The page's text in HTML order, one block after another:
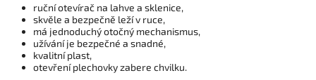
ruční otevírač na lahve a sklenice,
skvěle a bezpečně leží v ruce,
má jednoduchý otočný mechanismus,
užívání je bezpečné a snadné,
kvalitní plast,
otevření plechovky zabere chvilku.